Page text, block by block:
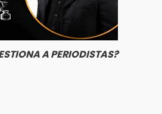
A PERIODISTAS?